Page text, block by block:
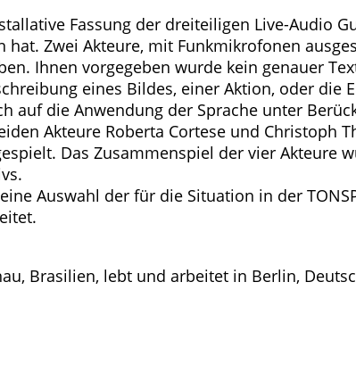
Fassung der dreiteiligen Live-Audio
Zwei Akteure, mit Funkmikrofonen
Ihnen vorgegeben wurde kein genauer
eines Bildes, einer Aktion, oder die
auf die Anwendung der Sprache unter
Akteure Roberta Cortese und Christoph
Das Zusammenspiel der vier Akteure
Auswahl der für die Situation in der
Brasilien, lebt und arbeitet in Berlin,